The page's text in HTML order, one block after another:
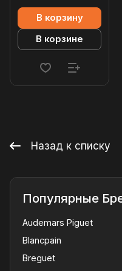
В корзину
В корзине
Назад к списку
Популярные
Audemars Piguet
Blancpain
Breguet